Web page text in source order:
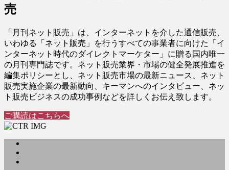
売
「月刊ネット販売」は、インターネットを介した通信販売、
いわゆる「ネット販売」を行うすべての事業者に向けた「イ
ンターネット時代のダイレクトマーケター」に贈る国内唯一
の月刊専門誌です。ネット販売業界・市場の健全発展推進を
編集ポリシーとし、ネット販売市場の最新ニュース、ネット
販売実施企業の最新動向、キーマンへのインタビュー、ネッ
ト販売ビジネスの成功事例などを詳しくお伝え致します。
ご購読はこちらへ